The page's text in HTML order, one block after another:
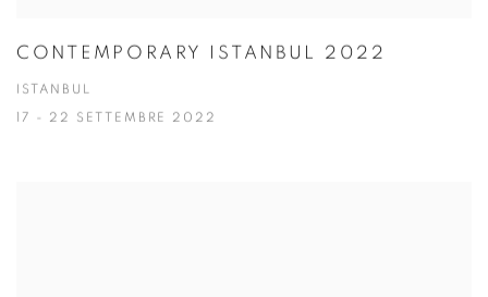
CONTEMPORARY ISTANBUL 2022
ISTANBUL
17 - 22 SETTEMBRE 2022